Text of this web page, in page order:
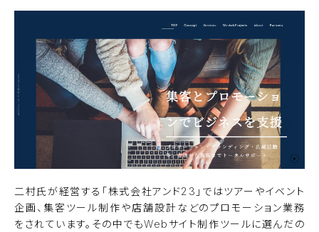
二村氏が経営する「株式会社アンド23 」ではツアーやイベント
企画、集客ツール制作や店舗設計などのプロモーション業務
をされています。その中でもWebサイト制作ツールに選んだの